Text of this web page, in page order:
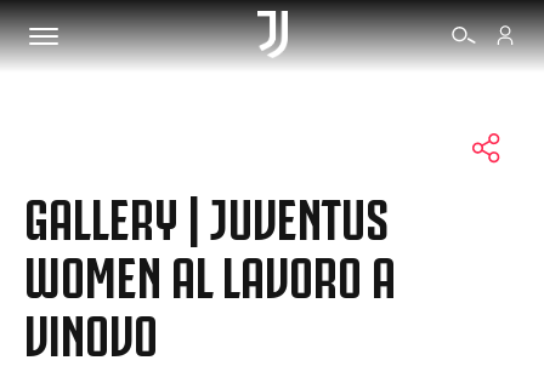
BIGLIETTI
SHOP
GALLERY | JUVENTUS
WOMEN AL LAVORO A
VINOVO